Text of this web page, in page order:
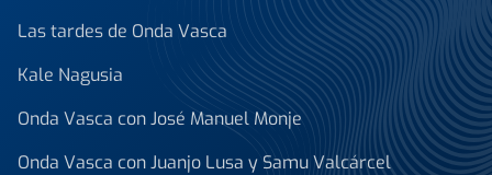
Las tardes de Onda Vasca
Kale Nagusia
Onda Vasca con José Manuel Monje
Onda Vasca con Juanjo Lusa y Samu Valcárcel